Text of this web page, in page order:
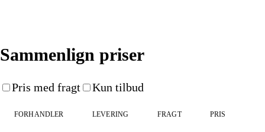
Sammenlign priser
Pris med fragt Kun tilbud
FORHANDLER LEVERING FRAGT PRIS